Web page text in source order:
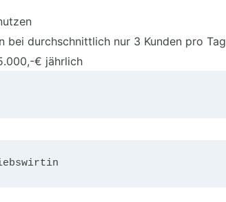
bei durchschnittlich nur 3 Kunden pro Tag
€ jährlich